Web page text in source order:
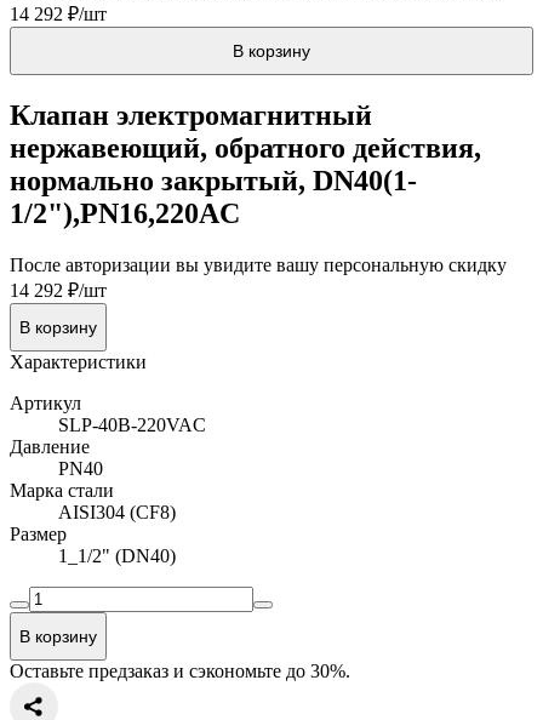
14 292 ₽/шт
В корзину
Клапан электромагнитный
нержавеющий, обратного действия,
нормально закрытый, DN40(1-
1/2"),PN16,220AC
После авторизации вы увидите вашу персональную скидку
14 292 ₽/шт
В корзину
Характеристики
Артикул
SLP-40B-220VAC
Давление
PN40
Марка стали
AISI304 (CF8)
Размер
1_1/2" (DN40)
В корзину
Оставьте предзаказ и сэкономьте до 30%.